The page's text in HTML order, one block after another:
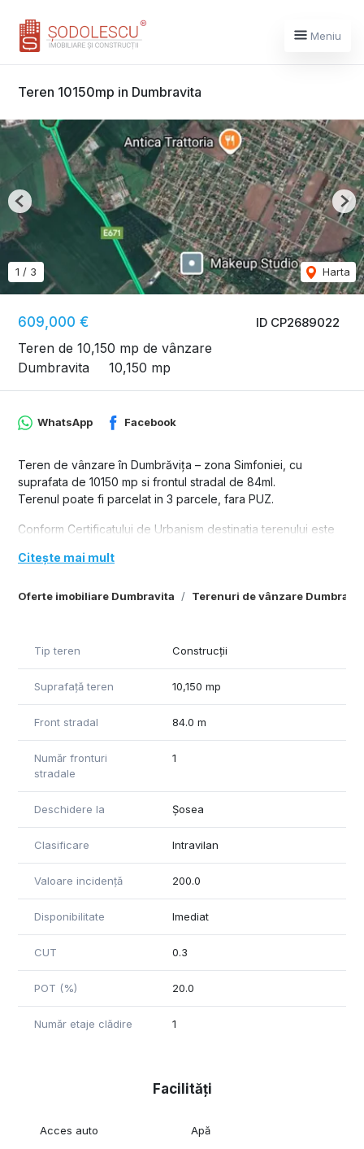
Meniu
Teren 10150mp in Dumbravita
ID CP2689022
609,000 €
Teren de 10,150 mp de vânzare
Dumbravita
10,150 mp
1 / 3 Harta
Previous
Oferte imobiliare Dumbravita Terenuri de vânzare
WhatsApp Facebook
Teren de vânzare în Dumbrăvița – zona Simfoniei, cu
suprafata de 10150 mp si frontul stradal de 84ml.
Terenul poate fi parcelat in 3 parcele, fara PUZ.
Conform Certificatului de Urbanism destinatia terenului este
parcuri si zona verde.
CUT: 0.3
Ideal pentru: Sală sportivă, terenuri padel, bazin acoperit,
restaurant, cafenea, loc de joacă pentru copii, centru
(exista Certificat de Urbanism si masterplan valabile).
Citește mai mult
Tip teren Construcții
Suprafață teren 10,150 mp
Front stradal 84.0 m
Număr fronturi
stradale
1
Deschidere la Șosea
Clasificare Intravilan
Valoare incidență 200.0
Disponibilitate Imediat
CUT 0.3
POT (%) 20.0
Număr etaje clădire 1
Facilități
Acces auto Apă